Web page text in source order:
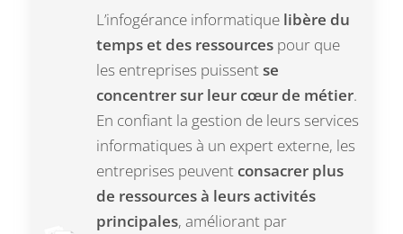
L’infogérance informatique libère du
temps et des ressources pour que
les entreprises puissentse
concentrer sur leur cœur de métier.
En confiant la gestion de leurs services
informatiques à un expert externe, les
entreprises peuvent consacrer plus
de ressources à leurs activités
principales, améliorant par